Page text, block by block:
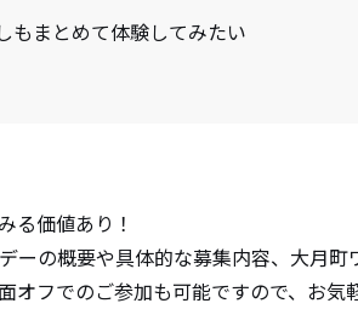
もまとめて体験してみたい
る価値あり！
ーの概要や具体的な募集内容、大月町
オフでのご参加も可能ですので、お気